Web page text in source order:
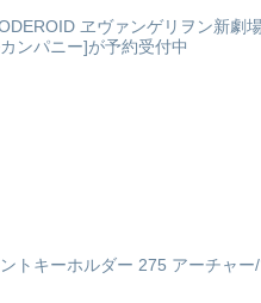
ヱヴァンゲリヲン新劇
ンパニー]が予約受付中
トキーホルダー 275 アーチャ